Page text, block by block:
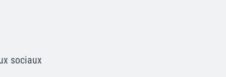
sociaux